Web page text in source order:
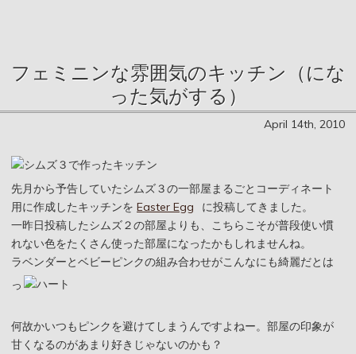
フェミニンな雰囲気のキッチン（にな
った気がする）
April 14th, 2010
先月から予告していたシムズ３の一部屋まるごとコーディネート
用に作成したキッチンをEaster Egg
に投稿してきました。
一昨日投稿したシムズ２の部屋よりも、こちらこそが普段使い慣
れない色をたくさん使った部屋になったかもしれませんね。
ラベンダーとベビーピンクの組み合わせがこんなにも綺麗だとは
っ
何故かいつもピンクを避けてしまうんですよねー。部屋の印象が
甘くなるのがあまり好きじゃないのかも？